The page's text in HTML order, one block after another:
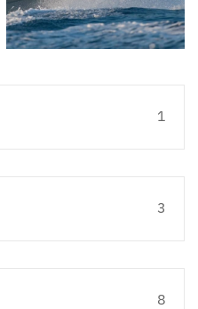
1
3
8